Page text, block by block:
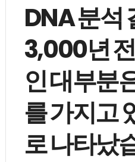
DNA 분석
3,000년
인 대부분
를 가지고
로 나타났